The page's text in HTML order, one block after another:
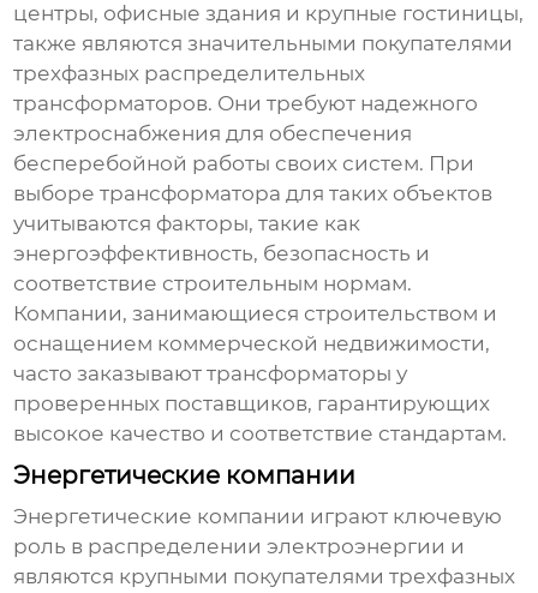
центры, офисные здания и крупные гостиницы,
также являются значительными покупателями
трехфазных распределительных
трансформаторов. Они требуют надежного
электроснабжения для обеспечения
бесперебойной работы своих систем. При
выборе трансформатора для таких объектов
учитываются факторы, такие как
энергоэффективность, безопасность и
соответствие строительным нормам.
Компании, занимающиеся строительством и
оснащением коммерческой недвижимости,
часто заказывают трансформаторы у
проверенных поставщиков, гарантирующих
высокое качество и соответствие стандартам.
Энергетические компании
Энергетические компании играют ключевую
роль в распределении электроэнергии и
являются крупными покупателямитрехфазных